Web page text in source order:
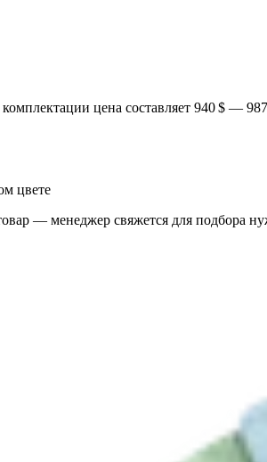
цена составляет 940 $ —
цвете
— менеджер свяжется для подбора